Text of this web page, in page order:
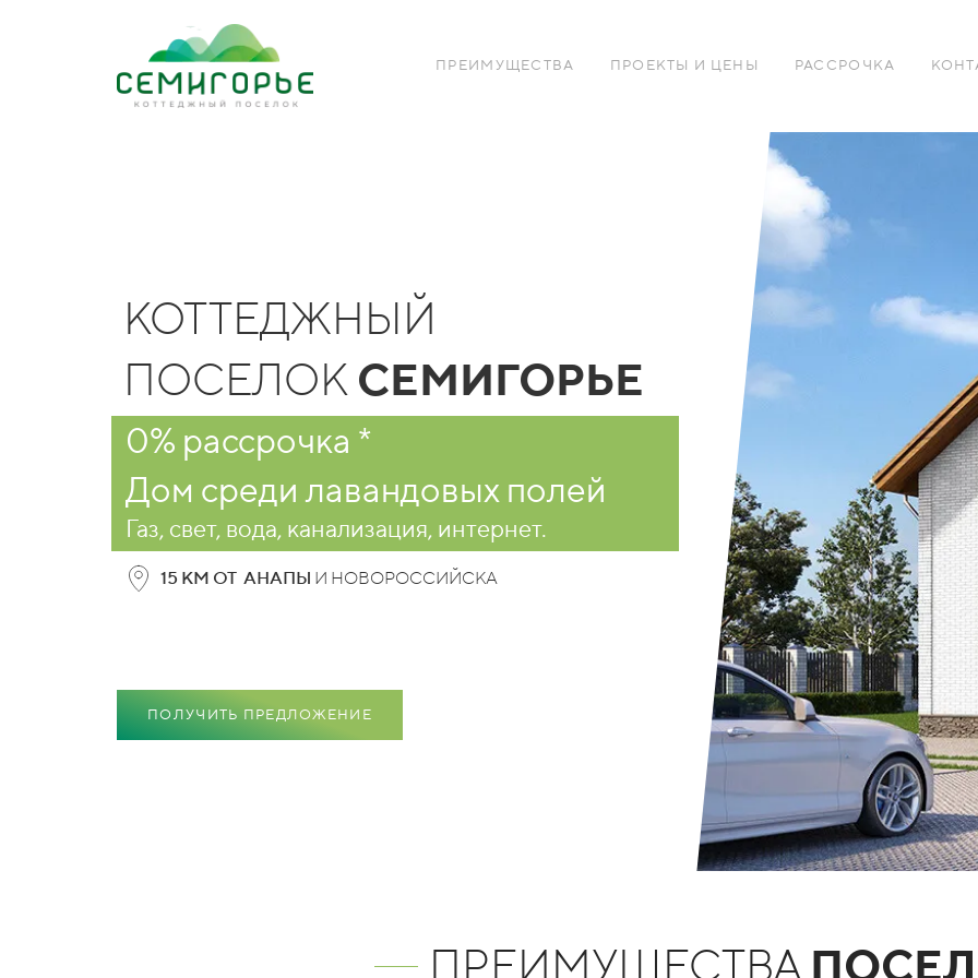
ПРЕИМУЩЕСТВА ПРОЕКТЫ И ЦЕНЫ РАССРОЧКА
КОТТЕДЖНЫЙ
ПОСЕЛОК СЕМИГОРЬЕ
0% рассрочка *
Дом среди лавандовых полей
Газ, свет, вода, канализация, интернет.
15 КМ ОТ АНАПЫ И НОВОРОССИЙСКА
ПОЛУЧИТЬ ПРЕДЛОЖЕНИЕ
ПРЕИМУЩЕСТВА